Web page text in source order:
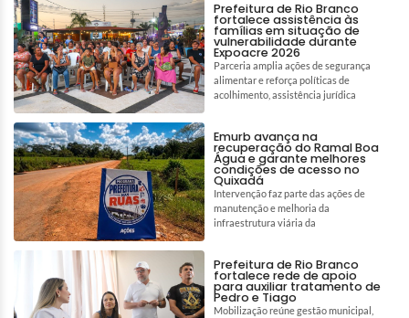
Prefeitura de Rio Branco
fortalece assistência às
famílias em situação de
vulnerabilidade durante
Expoacre 2026
Parceria amplia ações de segurança
alimentar e reforça políticas de
acolhimento, assistência jurídica
Emurb avança na
recuperação do Ramal Boa
Água e garante melhores
condições de acesso no
Quixadá
Intervenção faz parte das ações de
manutenção e melhoria da
infraestrutura viária da
Prefeitura de Rio Branco
fortalece rede de apoio
para auxiliar tratamento de
Pedro e Tiago
Mobilização reúne gestão municipal,